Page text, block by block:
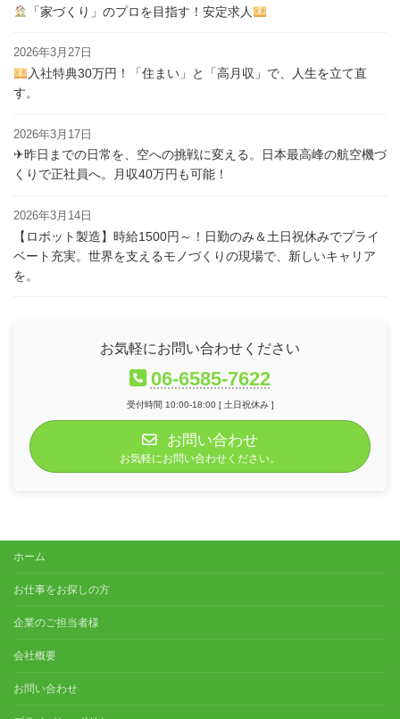
「家づくり」のプロを目指す！安定求人
2026年3月27日
入社特典30万円！「住まい」と「高月収」で、人生を立て直
す。
2026年3月17日
✈昨日までの日常を、空への挑戦に変える。日本最高峰の航空機づ
くりで正社員へ。月収40万円も可能！
2026年3月14日
【ロボット製造】時給1500円～！日勤のみ＆土日祝休みでプライ
ベート充実。世界を支えるモノづくりの現場で、新しいキャリア
を。
お気軽にお問い合わせください
06-6585-7622
受付時間 10:00-18:00 [ 土日祝休み ]
お問い合わせ
お気軽にお問い合わせください。
ホーム
お仕事をお探しの方
企業のご担当者様
会社概要
お問い合わせ